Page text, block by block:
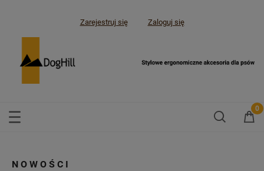
Zarejestruj się Zaloguj się
NOWOŚCI